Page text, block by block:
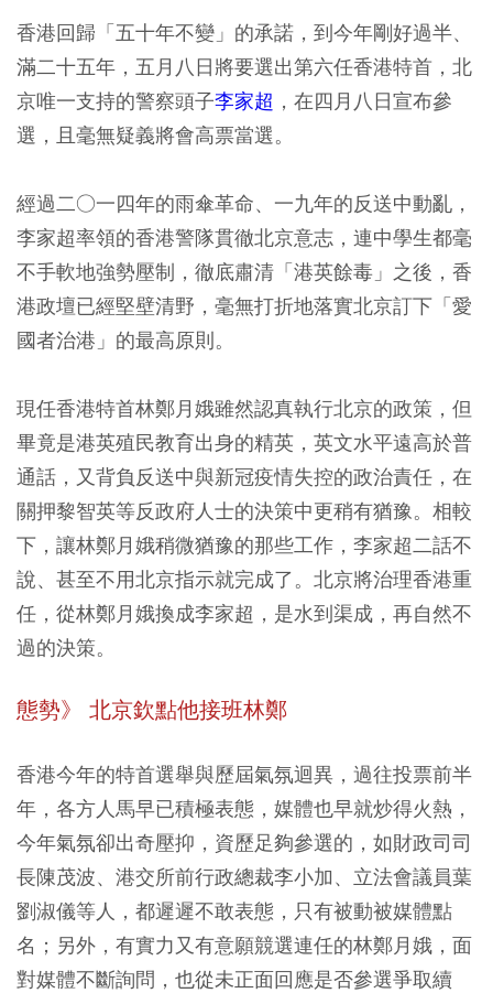
香港回歸「五十年不變」的承諾，到今年剛好過半、
滿二十五年，五月八日將要選出第六任香港特首，北
京唯一支持的警察頭子李家超 ，在四月八日宣布參
選，且毫無疑義將會高票當選。
經過二○一四年的雨傘革命、一九年的反送中動亂，
李家超率領的香港警隊貫徹北京意志，連中學生都毫
不手軟地強勢壓制，徹底肅清「港英餘毒」之後，香
港政壇已經堅壁清野，毫無打折地落實北京訂下「愛
國者治港」的最高原則。
現任香港特首林鄭月娥雖然認真執行北京的政策，但
畢竟是港英殖民教育出身的精英，英文水平遠高於普
通話，又背負反送中與新冠疫情失控的政治責任，在
關押黎智英等反政府人士的決策中更稍有猶豫。相較
下，讓林鄭月娥稍微猶豫的那些工作，李家超二話不
說、甚至不用北京指示就完成了。北京將治理香港重
任，從林鄭月娥換成李家超，是水到渠成，再自然不
過的決策。
態勢》 北京欽點他接班林鄭
香港今年的特首選舉與歷屆氣氛迴異，過往投票前半
年，各方人馬早已積極表態，媒體也早就炒得火熱，
今年氣氛卻出奇壓抑，資歷足夠參選的，如財政司司
長陳茂波、港交所前行政總裁李小加、立法會議員葉
劉淑儀等人，都遲遲不敢表態，只有被動被媒體點
名；另外，有實力又有意願競選連任的林鄭月娥，面
對媒體不斷詢問，也從未正面回應是否參選爭取續